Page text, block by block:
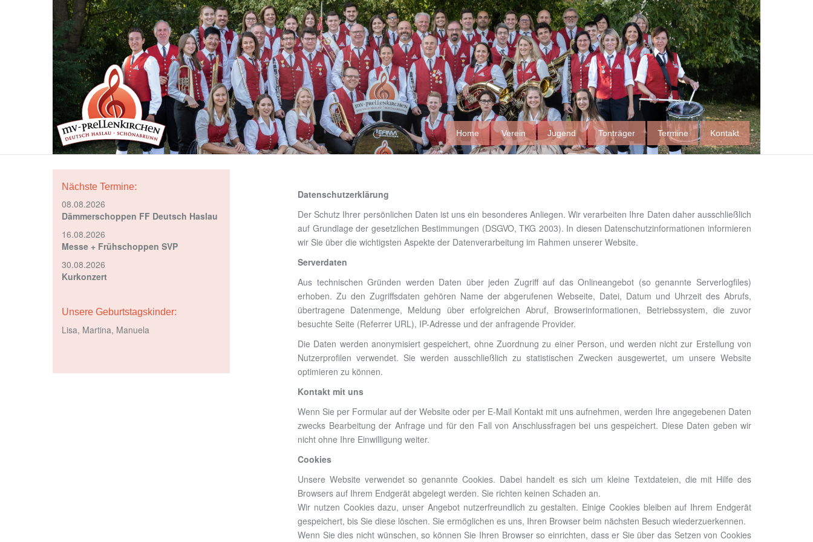
Home Verein Jugend Tonträger Termine Kontakt
Nächste Termine:
08.08.2026
Dämmerschoppen FF Deutsch Haslau
16.08.2026
Messe + Frühschoppen SVP
30.08.2026
Kurkonzert
Unsere Geburtstagskinder:
Lisa, Martina, Manuela
Datenschutzerklärung
Der Schutz Ihrer persönlichen Daten ist uns ein besonderes Anliegen. Wir verarbeiten Ihre Daten daher ausschließlich
auf Grundlage der gesetzlichen Bestimmungen (DSGVO, TKG 2003). In diesen Datenschutzinformationen informieren
wir Sie über die wichtigsten Aspekte der Datenverarbeitung im Rahmen unserer Website.
Serverdaten
Aus technischen Gründen werden Daten über jeden Zugriff auf das Onlineangebot (so genannte Serverlogfiles)
erhoben. Zu den Zugriffsdaten gehören Name der abgerufenen Webseite, Datei, Datum und Uhrzeit des Abrufs,
übertragene Datenmenge, Meldung über erfolgreichen Abruf, Browserinformationen, Betriebssystem, die zuvor
besuchte Seite (Referrer URL), IP-Adresse und der anfragende Provider.
Die Daten werden anonymisiert gespeichert, ohne Zuordnung zu einer Person, und werden nicht zur Erstellung von
Nutzerprofilen verwendet. Sie werden ausschließlich zu statistischen Zwecken ausgewertet, um unsere Website
optimieren zu können.
Kontakt mit uns
Wenn Sie per Formular auf der Website oder per E-Mail Kontakt mit uns aufnehmen, werden Ihre angegebenen Daten
zwecks Bearbeitung der Anfrage und für den Fall von Anschlussfragen bei uns gespeichert. Diese Daten geben wir
nicht ohne Ihre Einwilligung weiter.
Cookies
Unsere Website verwendet so genannte Cookies. Dabei handelt es sich um kleine Textdateien, die mit Hilfe des
Browsers auf Ihrem Endgerät abgelegt werden. Sie richten keinen Schaden an.
Wir nutzen Cookies dazu, unser Angebot nutzerfreundlich zu gestalten. Einige Cookies bleiben auf Ihrem Endgerät
gespeichert, bis Sie diese löschen. Sie ermöglichen es uns, Ihren Browser beim nächsten Besuch wiederzuerkennen.
Wenn Sie dies nicht wünschen, so können Sie Ihren Browser so einrichten, dass er Sie über das Setzen von Cookies